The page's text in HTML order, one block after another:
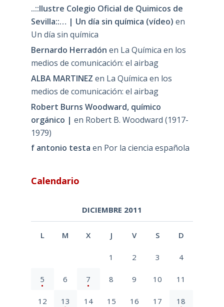
..::Ilustre Colegio Oficial de Quimicos de
Sevilla::… | Un día sin química (vídeo) en
Un día sin química
Bernardo Herradón en La Química en los
medios de comunicación: el airbag
ALBA MARTINEZ en La Química en los
medios de comunicación: el airbag
Robert Burns Woodward, químico
orgánico | en Robert B. Woodward (1917-
1979)
f antonio testa en Por la ciencia española
Calendario
DICIEMBRE 2011
L M X J V S D
1 2 3 4
5 6 7 8 9 10 11
12 13 14 15 16 17 18